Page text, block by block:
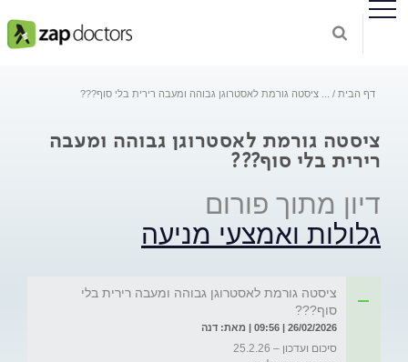
דף הבית ציסטה גורמת לאסטרוגן גבוהה ומעבה רירית בלי סוף???
ציסטה גורמת לאסטרוגן גבוהה ומעבה
רירית בלי סוף???
דיון מתוך פורום
גלולות ואמצעי מניעה
ציסטה גורמת לאסטרוגן גבוהה ומעבה רירית בלי
סוף???
26/02/2026 | 09:56 | מאת: דנה